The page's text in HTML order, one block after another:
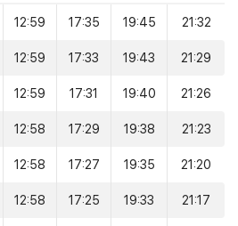
12:59 17:35 19:45 21:32
12:59 17:33 19:43 21:29
12:59 17:31 19:40 21:26
12:58 17:29 19:38 21:23
12:58 17:27 19:35 21:20
12:58 17:25 19:33 21:17